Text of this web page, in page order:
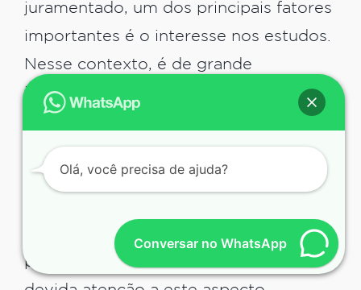
juramentado, um dos principais fatores
importantes é o interesse nos estudos.
Nesse contexto, é de grande
importância estar constantemente
trabalho ser bem feito. Não apenas
isso, mas é muito importante estar
possíveis erros ortográficos, caso
presentes – portanto, é crucial dar
Conversar no WhatsApp
Olá, você precisa de ajuda?